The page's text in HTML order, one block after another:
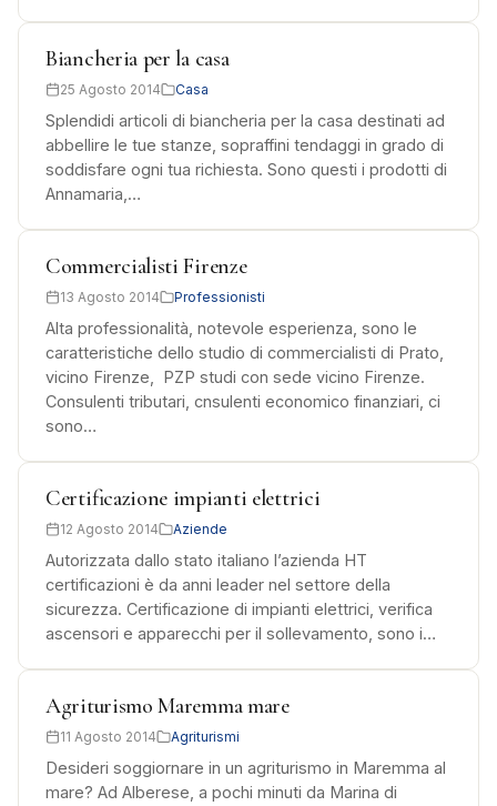
Biancheria per la casa
25 Agosto 2014 Casa
Splendidi articoli di biancheria per la casa destinati ad
abbellire le tue stanze, sopraffini tendaggi in grado di
soddisfare ogni tua richiesta. Sono questi i prodotti di
Annamaria,…
Commercialisti Firenze
13 Agosto 2014 Professionisti
Alta professionalità, notevole esperienza, sono le
caratteristiche dello studio di commercialisti di Prato,
vicino Firenze, PZP studi con sede vicino Firenze.
Consulenti tributari, cnsulenti economico finanziari, ci
sono…
Certificazione impianti elettrici
12 Agosto 2014 Aziende
Autorizzata dallo stato italiano l’azienda HT
certificazioni è da anni leader nel settore della
sicurezza. Certificazione di impianti elettrici, verifica
ascensori e apparecchi per il sollevamento, sono i…
Agriturismo Maremma mare
11 Agosto 2014 Agriturismi
Desideri soggiornare in un agriturismo in Maremma al
mare? Ad Alberese, a pochi minuti da Marina di